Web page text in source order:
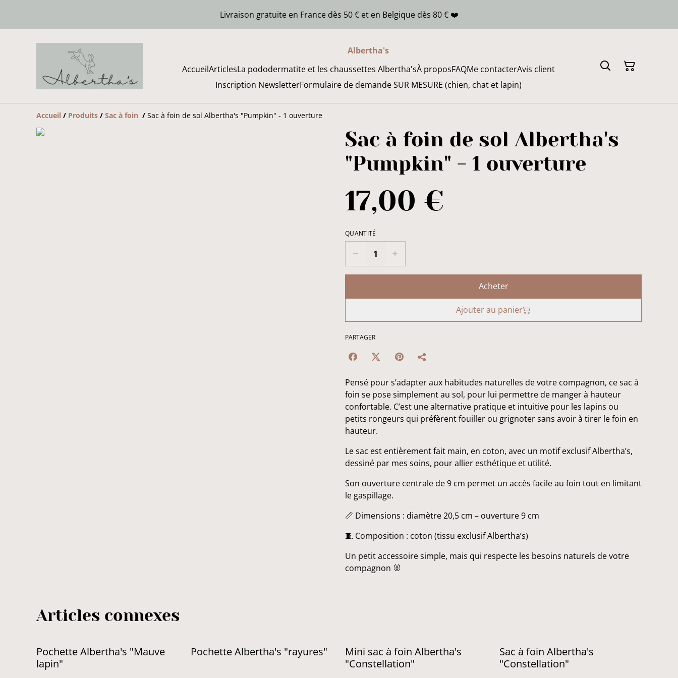
Livraison gratuite en France dès 50 € et en Belgique dès 80 € ❤️
Albertha's
AccueilArticlesLa pododermatite et les chaussettes Albertha'sÀ proposFAQMe contacterAvis client
Inscription NewsletterFormulaire de demande SUR MESURE (chien, chat et lapin)
Accueil / Produits / Sac à foin / Sac à foin de sol Albertha's "Pumpkin" - 1 ouverture
Sac à foin de sol Albertha's
"Pumpkin" - 1 ouverture
17,00 €
QUANTITÉ
Acheter
Ajouter au panier
PARTAGER
Pensé pour s’adapter aux habitudes naturelles de votre compagnon, ce sac à
foin se pose simplement au sol, pour lui permettre de manger à hauteur
confortable. C’est une alternative pratique et intuitive pour les lapins ou
petits rongeurs qui préfèrent fouiller ou grignoter sans avoir à tirer le foin en
hauteur.
Le sac est entièrement fait main, en coton, avec un motif exclusif Albertha’s,
dessiné par mes soins, pour allier esthétique et utilité.
Son ouverture centrale de 9 cm permet un accès facile au foin tout en limitant
le gaspillage.
📏 Dimensions : diamètre 20,5 cm – ouverture 9 cm
🧵 Composition : coton (tissu exclusif Albertha’s)
Un petit accessoire simple, mais qui respecte les besoins naturels de votre
compagnon 🐰
Articles connexes
Pochette Albertha's "Mauve
lapin"
Pochette Albertha's "rayures"
Mini sac à foin Albertha's
"Constellation"
Sac à foin Albertha's
"Constellation"